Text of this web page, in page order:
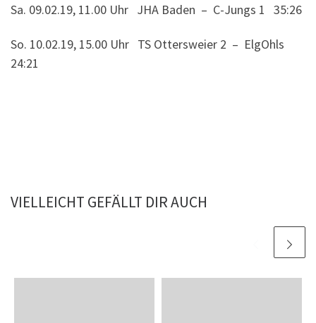
Sa. 09.02.19, 11.00 Uhr JHA Baden – C-Jungs 1 35:26
So. 10.02.19, 15.00 Uhr TS Ottersweier 2 – ElgOhls
24:21
VIELLEICHT GEFÄLLT DIR AUCH